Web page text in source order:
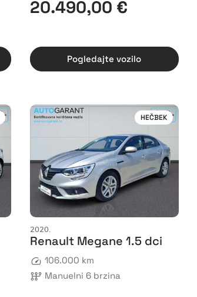
20.490,00 €
Pogledajte vozilo
HEČBEK
2020.
Renault Megane 1.5 dci
106.000 km
Manuelni 6 brzina